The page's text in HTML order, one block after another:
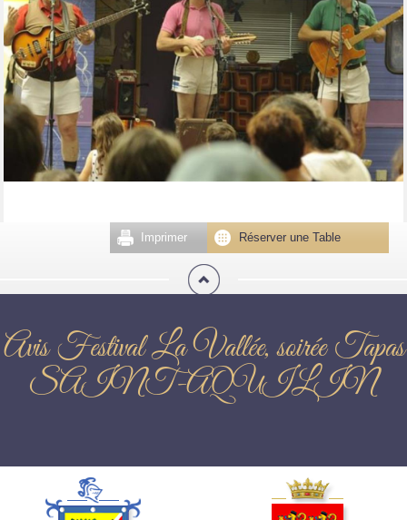
Réserver une Table
Imprimer
Avis Festival La Vallée, soirée Tapas
SAINT-AQUILIN